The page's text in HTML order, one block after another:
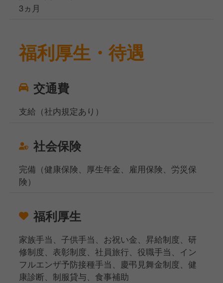
3ヵ月
福利厚生・待遇
交通費
支給（社内規定あり）
社会保険
完備（健康保険、厚生年金、雇用保険、労災保
険）
福利厚生
家族手当、子供手当、お祝い金、昇給制度、研
修制度、表彰制度、社員旅行、役職手当、イン
フルエンザ予防接種手当、慶弔見舞金制度、健
康診断、制服貸与、食事補助